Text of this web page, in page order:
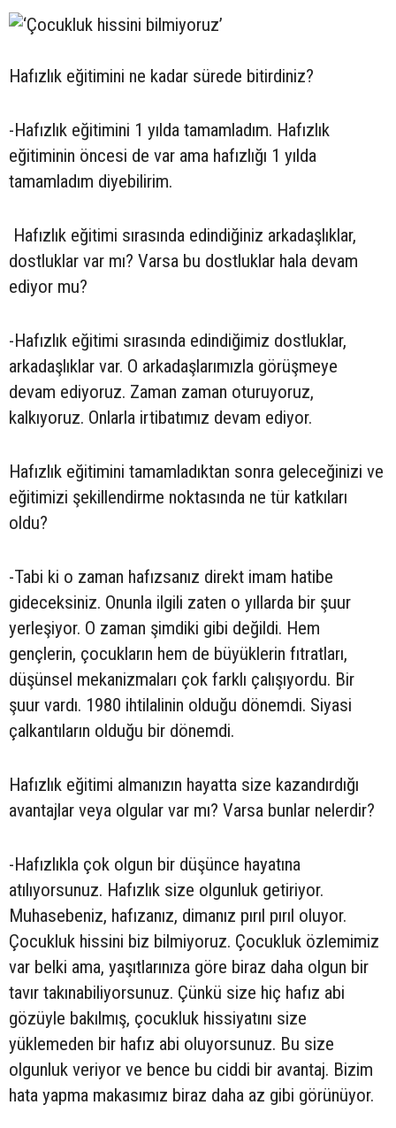
Hafızlık eğitimini ne kadar sürede bitirdiniz?
-Hafızlık eğitimini 1 yılda tamamladım. Hafızlık
eğitiminin öncesi de var ama hafızlığı 1 yılda
tamamladım diyebilirim.
Hafızlık eğitimi sırasında edindiğiniz arkadaşlıklar,
dostluklar var mı? Varsa bu dostluklar hala devam
ediyor mu?
-Hafızlık eğitimi sırasında edindiğimiz dostluklar,
arkadaşlıklar var. O arkadaşlarımızla görüşmeye
devam ediyoruz. Zaman zaman oturuyoruz,
kalkıyoruz. Onlarla irtibatımız devam ediyor.
Hafızlık eğitimini tamamladıktan sonra geleceğinizi ve
eğitimizi şekillendirme noktasında ne tür katkıları
oldu?
-Tabi ki o zaman hafızsanız direkt imam hatibe
gideceksiniz. Onunla ilgili zaten o yıllarda bir şuur
yerleşiyor. O zaman şimdiki gibi değildi. Hem
gençlerin, çocukların hem de büyüklerin fıtratları,
düşünsel mekanizmaları çok farklı çalışıyordu. Bir
şuur vardı. 1980 ihtilalinin olduğu dönemdi. Siyasi
çalkantıların olduğu bir dönemdi.
Hafızlık eğitimi almanızın hayatta size kazandırdığı
avantajlar veya olgular var mı? Varsa bunlar nelerdir?
-Hafızlıkla çok olgun bir düşünce hayatına
atılıyorsunuz. Hafızlık size olgunluk getiriyor.
Muhasebeniz, hafızanız, dimanız pırıl pırıl oluyor.
Çocukluk hissini biz bilmiyoruz. Çocukluk özlemimiz
var belki ama, yaşıtlarınıza göre biraz daha olgun bir
tavır takınabiliyorsunuz. Çünkü size hiç hafız abi
gözüyle bakılmış, çocukluk hissiyatını size
yüklemeden bir hafız abi oluyorsunuz. Bu size
olgunluk veriyor ve bence bu ciddi bir avantaj. Bizim
hata yapma makasımız biraz daha az gibi görünüyor.